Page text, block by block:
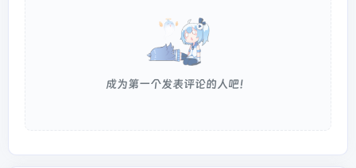
成为第一个发表评论的人吧！